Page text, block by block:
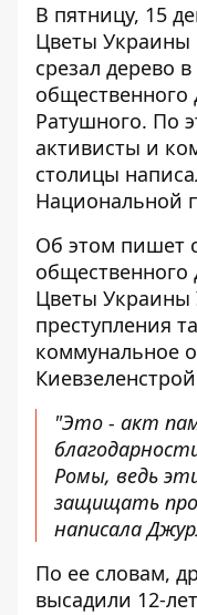
В пятницу, 15
Цветы Украины
срезал дерево
общественного
Ратушного. По
активисты и
столицы
Национальной
Об этом пишет
Цветы Украины
преступления
коммунальное
Киевзеленстрой
"Это - акт
Ромы, ведь
защищать
написала
По ее словам,
высадили 12-